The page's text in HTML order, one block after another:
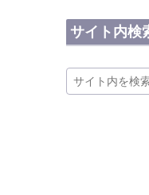
サイト内検